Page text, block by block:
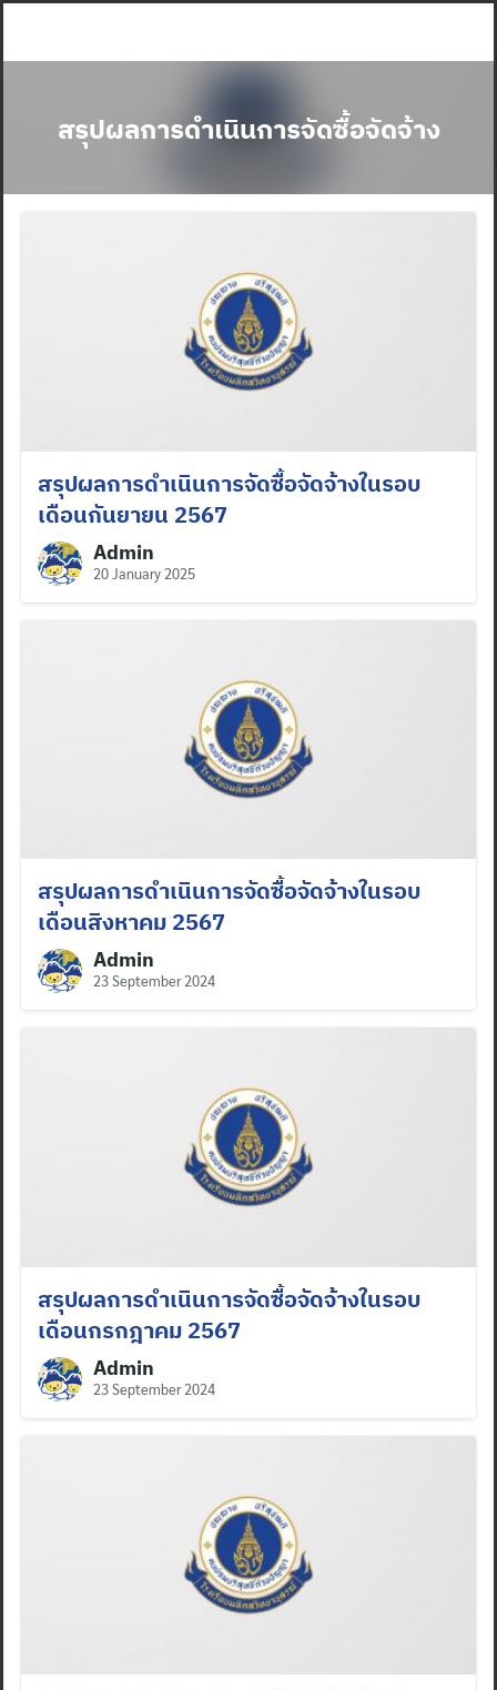
สรุปผลการดำเนินการจัดซื้อจัดจ้าง
สรุปผลการดำเนินการจัดซื้อจัดจ้างในรอบ
เดือนกันยายน 2567
Admin
20 January 2025
สรุปผลการดำเนินการจัดซื้อจัดจ้างในรอบ
เดือนสิงหาคม 2567
Admin
23 September 2024
สรุปผลการดำเนินการจัดซื้อจัดจ้างในรอบ
เดือนกรกฎาคม 2567
Admin
23 September 2024